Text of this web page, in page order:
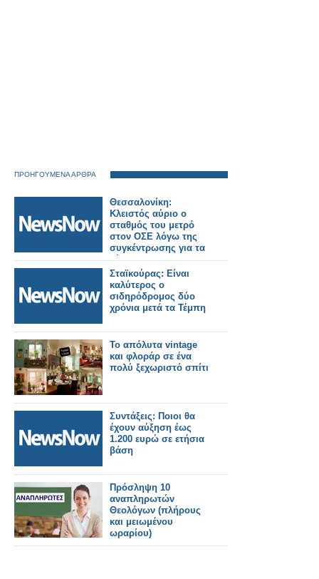
ΠΡΟΗΓΟΥΜΕΝΑ ΑΡΘΡΑ
Θεσσαλονίκη:
Κλειστός αύριο ο
σταθμός του μετρό
στον ΟΣΕ λόγω της
συγκέντρωσης για τα
Τέμπη
Σταϊκούρας: Είναι
καλύτερος ο
σιδηρόδρομος δύο
χρόνια μετά τα Τέμπη
To απόλυτα vintage
και φλοράρ σε ένα
πολύ ξεχωριστό σπίτι
Συντάξεις: Ποιοι θα
έχουν αύξηση έως
1.200 ευρώ σε ετήσια
βάση
Πρόσληψη 10
αναπληρωτών
Θεολόγων (πλήρους
και μειωμένου
ωραρίου)